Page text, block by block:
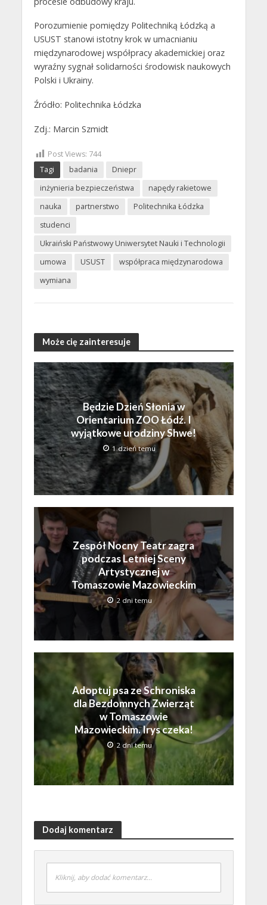
Porozumienie pomiędzy Politechniką Łódzką a
USUST stanowi istotny krok w umacnianiu
międzynarodowej współpracy akademickiej oraz
wyraźny sygnał solidarności środowisk naukowych
Polski i Ukrainy.
Źródło: Politechnika Łódzka
Zdj.: Marcin Szmidt
Post Views: 744
Tagi
badania
Dniepr
inżynieria bezpieczeństwa
napędy rakietowe
nauka
partnerstwo
Politechnika Łódzka
studenci
Ukraiński Państwowy Uniwersytet Nauki i Technologii
umowa
USUST
współpraca międzynarodowa
wymiana
Może cię zainteresuje
Będzie Dzień Słonia w
Orientarium ZOO Łódź. I
wyjątkowe urodziny Shwe!
1 dzień temu
Zespół Nocny Teatr zagra
podczas Letniej Sceny
Artystycznej w
Tomaszowie Mazowieckim
2 dni temu
Adoptuj psa ze Schroniska
dla Bezdomnych Zwierząt
w Tomaszowie
Mazowieckim. Irys czeka!
2 dni temu
Dodaj komentarz
Kliknij, aby dodać komentarz...